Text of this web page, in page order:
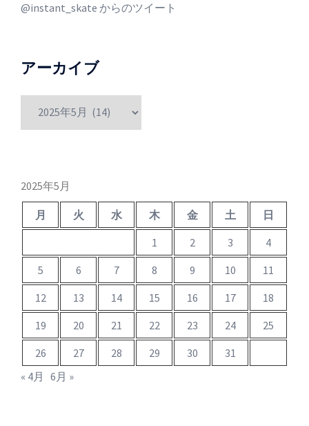
@instant_skate からのツイート
アーカイブ
2025年5月
月 火 水 木 金 土
日
1
2 3
4
5
6 7 8 9 10
11
12
13 14 15 16 17
18
19
20 21 22 23 24
25
26
27 28 29 30
31
« 4月 6月 »